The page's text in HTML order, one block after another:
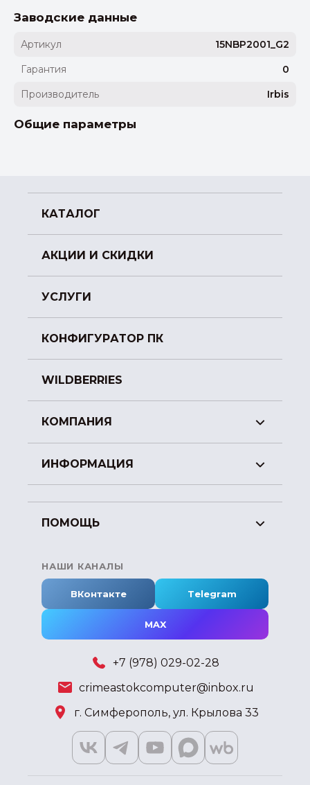
Заводские данные
Артикул
15NBP2001_G2
Гарантия
0
Производитель
Irbis
Общие параметры
КАТАЛОГ
АКЦИИ И СКИДКИ
УСЛУГИ
КОНФИГУРАТОР ПК
WILDBERRIES
КОМПАНИЯ
ИНФОРМАЦИЯ
ПОМОЩЬ
НАШИ КАНАЛЫ
ВКонтакте Telegram
MAX
+7 (978) 029-02-28
crimeastokcomputer@inbox.ru
г. Симферополь, ул. Крылова 33